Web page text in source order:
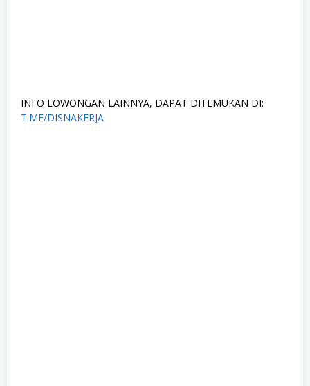
INFO LOWONGAN LAINNYA, DAPAT DITEMUKAN DI:
T.ME/DISNAKERJA